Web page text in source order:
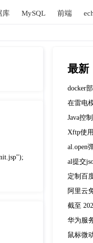
库 MySQL 前端
最新
docker
Java控
al提交
定制百
阿里云
华为服
鼠标微